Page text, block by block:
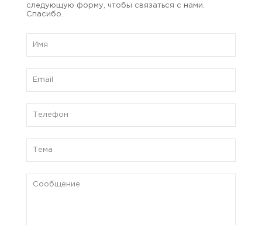
следующую форму, чтобы связаться с нами.
Спасибо.